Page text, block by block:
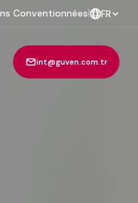
Conventionnées| FR
int@guven.com.tr